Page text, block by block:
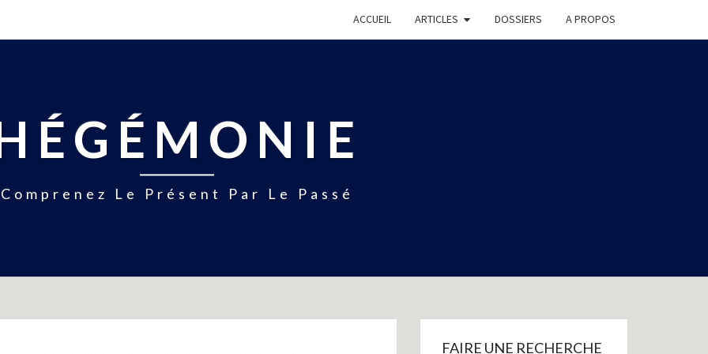
ACCUEIL ARTICLES DOSSIERS A PROPOS
Comprenez Le Présent Par Le Passé
FAIRE UNE RECHERCHE